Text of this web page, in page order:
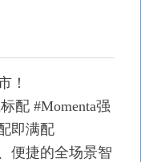
！
配 #Momenta强
即满配
便捷的全场景智